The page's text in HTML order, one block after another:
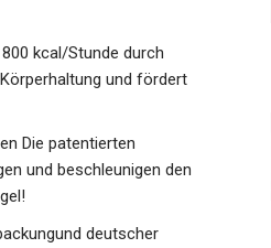
kcal/Stunde durch
und fördert
Die patentierten
und beschleunigen den
deutscher